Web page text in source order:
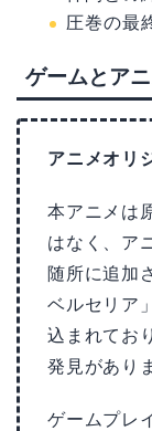
圧巻の最
ゲームとア
アニメオリ
本アニメは
はなく、ア
随所に追加
ベルセリア
込まれてお
発見があり
ゲームプレ